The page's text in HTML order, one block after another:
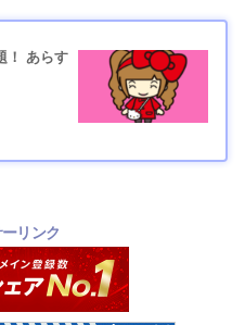
！ あらす
リンク